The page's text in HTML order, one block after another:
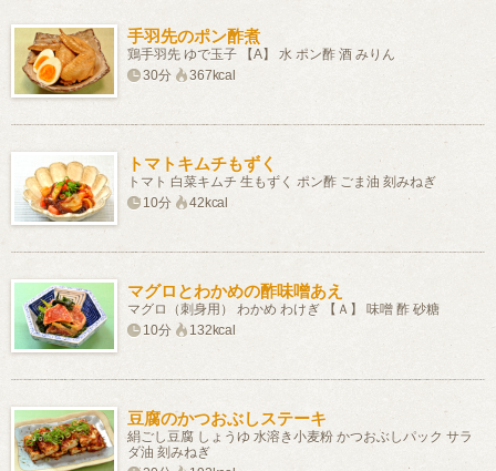
手羽先のポン酢煮
鶏手羽先 ゆで玉子 【A】 水 ポン酢 酒 みりん
30分
367kcal
トマトキムチもずく
トマト 白菜キムチ 生もずく ポン酢 ごま油 刻みねぎ
10分
42kcal
マグロとわかめの酢味噌あえ
マグロ（刺身用） わかめ わけぎ 【Ａ】 味噌 酢 砂糖
10分
132kcal
豆腐のかつおぶしステーキ
絹ごし豆腐 しょうゆ 水溶き小麦粉 かつおぶしパック サラ
ダ油 刻みねぎ